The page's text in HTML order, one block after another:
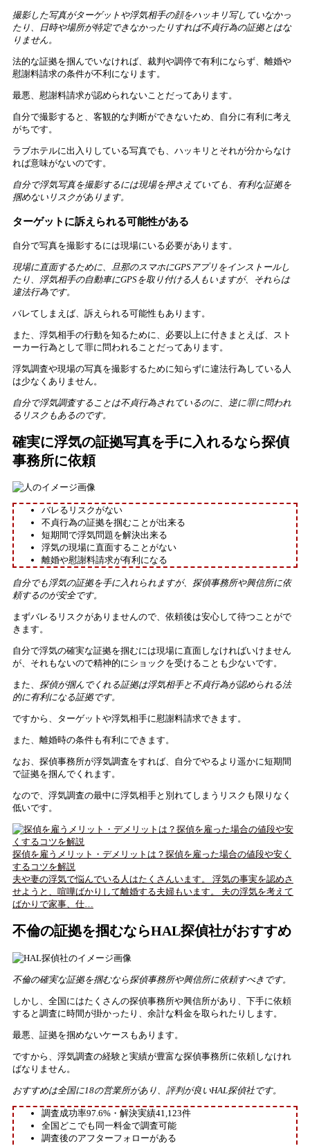
撮影した写真がターゲットや浮気相手の顔をハッキリ写していなかっ
たり、日時や場所が特定できなかったりすれば不貞行為の証拠とはな
りません。
法的な証拠を掴んでいなければ、裁判や調停で有利にならず、離婚や
慰謝料請求の条件が不利になります。
最悪、慰謝料請求が認められないことだってあります。
自分で撮影すると、客観的な判断ができないため、自分に有利に考え
がちです。
ラブホテルに出入りしている写真でも、ハッキリとそれが分からなけ
れば意味がないのです。
自分で浮気写真を撮影するには現場を押さえていても、有利な証拠を
掴めないリスクがあります。
ターゲットに訴えられる可能性がある
自分で写真を撮影するには現場にいる必要があります。
現場に直面するために、旦那のスマホにGPSアプリをインストールし
たり、浮気相手の自動車にGPSを取り付ける人もいますが、それらは
違法行為です。
バレてしまえば、訴えられる可能性もあります。
また、浮気相手の行動を知るために、必要以上に付きまとえば、スト
ーカー行為として罪に問われることだってあります。
浮気調査や現場の写真を撮影するために知らずに違法行為している人
は少なくありません。
自分で浮気調査することは不貞行為されているのに、逆に罪に問われ
るリスクもあるのです。
確実に浮気の証拠写真を手に入れるなら探偵
事務所に依頼
バレるリスクがない
不貞行為の証拠を掴むことが出来る
短期間で浮気問題を解決出来る
浮気の現場に直面することがない
離婚や慰謝料請求が有利になる
自分でも浮気の証拠を手に入れられますが、探偵事務所や興信所に依
頼するのが安全です。
まずバレるリスクがありませんので、依頼後は安心して待つことがで
きます。
自分で浮気の確実な証拠を掴むには現場に直面しなければいけません
が、それもないので精神的にショックを受けることも少ないです。
また、 探偵が掴んでくれる証拠は浮気相手と不貞行為が認められる法
的に有利になる証拠です。
ですから、ターゲットや浮気相手に慰謝料請求できます。
また、離婚時の条件も有利にできます。
なお、探偵事務所が浮気調査をすれば、自分でやるより遥かに短期間
で証拠を掴んでくれます。
なので、浮気調査の最中に浮気相手と別れてしまうリスクも限りなく
低いです。
探偵を雇うメリット・デメリットは？探偵を雇った場合の値段や安く
するコツを解説
夫や妻の浮気で悩んでいる人はたくさんいます。 浮気の事実を認めさ
せようと、喧嘩ばかりして離婚する夫婦もいます。 夫の浮気を考えて
ばかりで家事、仕…
不倫の証拠を掴むならHAL探偵社がおすすめ
不倫の確実な証拠を掴むなら探偵事務所や興信所に依頼すべきです。
しかし、全国にはたくさんの探偵事務所や興信所があり、下手に依頼
すると調査に時間が掛かったり、余計な料金を取られたりします。
最悪、証拠を掴めないケースもあります。
ですから、浮気調査の経験と実績が豊富な探偵事務所に依頼しなけれ
ばなりません。
おすすめは全国に18の営業所があり、評判が良いHAL探偵社です。
調査成功率97.6%・解決実績41,123件
全国どこでも同一料金で調査可能
調査後のアフターフォローがある